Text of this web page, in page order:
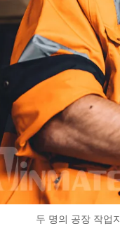
두 명의 공장 작업